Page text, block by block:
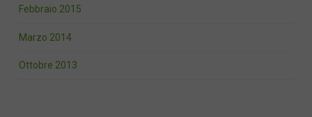
Febbraio 2015
Marzo 2014
Ottobre 2013